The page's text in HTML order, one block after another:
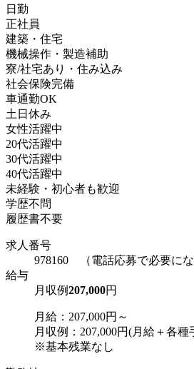
日勤
正社員
建築・住宅
機械操作・製造補助
寮/社宅あり・住み込み
社会保険完備
車通勤OK
土日休み
女性活躍中
20代活躍中
30代活躍中
40代活躍中
未経験・初心者も歓迎
学歴不問
履歴書不要
求人番号
978160 （電話応募で必要にな
給与
月収例207,000円
月給：207,000円～
月収例：207,000円(月給＋各種
※基本残業なし